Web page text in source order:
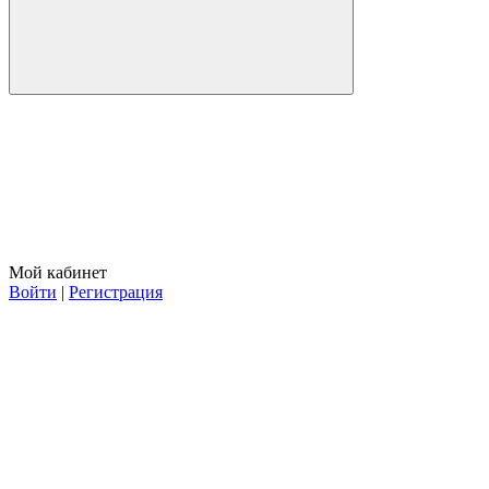
Мой кабинет
Войти | Регистрация